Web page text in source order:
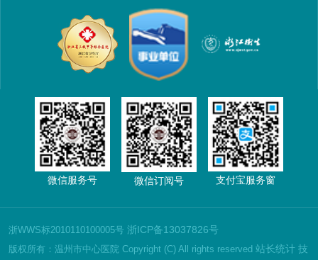
微信服务号 微信订阅号 支付宝服务窗
浙WWS标2010110100005号 浙ICP备13037826号
版权所有：温州市中心医院 Copyright (C) All rights reserved 站长统计 技